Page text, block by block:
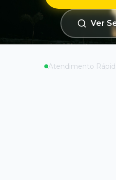
Ver
Atendimento